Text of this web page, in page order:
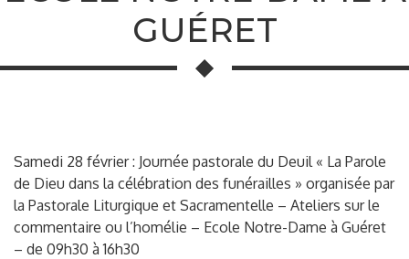
GUÉRET
Samedi 28 février : Journée pastorale du Deuil « La Parole
de Dieu dans la célébration des funérailles » organisée par
la Pastorale Liturgique et Sacramentelle – Ateliers sur le
commentaire ou l’homélie – Ecole Notre-Dame à Guéret
– de 09h30 à 16h30